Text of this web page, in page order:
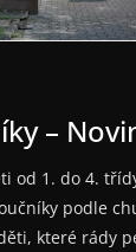
–
od 1. do 4.
podle
které rády